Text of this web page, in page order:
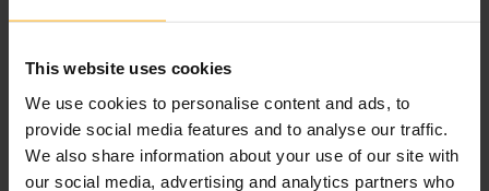
This website uses cookies
We use cookies to personalise content and ads, to
provide social media features and to analyse our traffic.
We also share information about your use of our site with
our social media, advertising and analytics partners who
Josef fue un guía increíble.
Fue muy acogedor y nos
brindó excelente información